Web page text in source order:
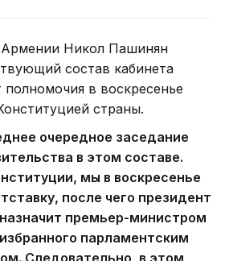
Никол Пашинян
состав кабинета
в воскресенье
страны.
очередное заседание
в этом составе.
мы в воскресенье
после чего президент
премьер-министром
парламентским